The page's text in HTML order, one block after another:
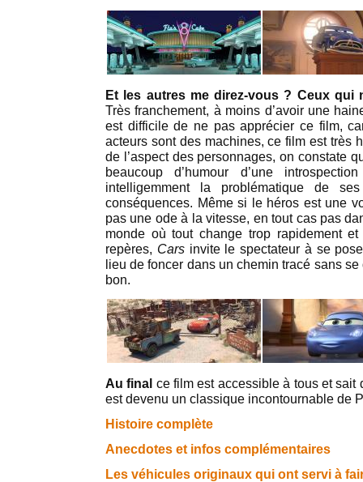
Et les autres me direz-vous ? Ceux qui
Très franchement, à moins d’avoir une
est difficile de ne pas apprécier ce film,
acteurs sont des machines, ce film est très
de l’aspect des personnages, on constate
beaucoup d’humour d’une
intelligemment la problématique de
conséquences. Même si le héros est une
pas une ode à la vitesse, en tout cas pas
monde où tout change trop rapidement
repères, Carsinvite le spectateur à se
lieu de foncer dans un chemin tracé sans
bon.
Au final ce film est accessible à tous et sait
est devenu un classique incontournable de
Histoire complète
Anecdotes et infos complémentaires
Les véhicules originaux qui ont servi à